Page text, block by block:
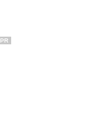
PR